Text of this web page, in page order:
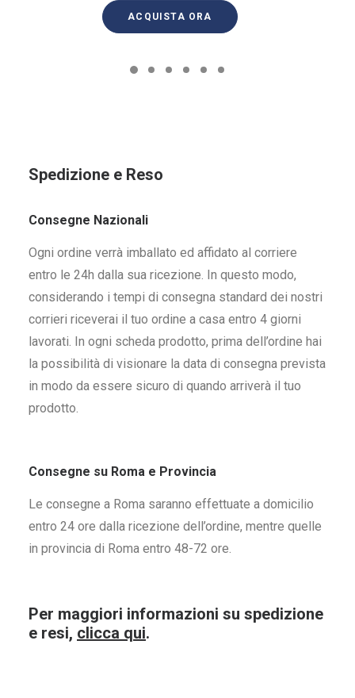
ACQUISTA ORA
Spedizione e Reso
Consegne Nazionali
Ogni ordine verrà imballato ed affidato al corriere
entro le 24h dalla sua ricezione. In questo modo,
considerando i tempi di consegna standard dei nostri
corrieri riceverai il tuo ordine a casa entro 4 giorni
lavorati. In ogni scheda prodotto, prima dell’ordine hai
la possibilità di visionare la data di consegna prevista
in modo da essere sicuro di quando arriverà il tuo
prodotto.
Consegne su Roma e Provincia
Le consegne a Roma saranno effettuate a domicilio
entro 24 ore dalla ricezione dell’ordine, mentre quelle
in provincia di Roma entro 48-72 ore.
Per maggiori informazioni su spedizione
e resi, clicca qui.